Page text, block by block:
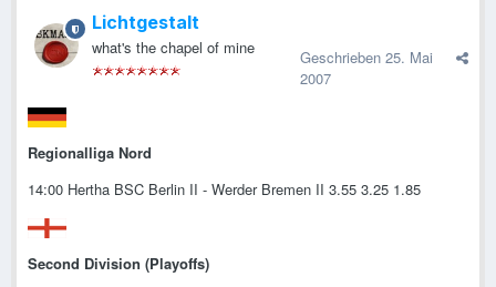
Lichtgestalt
what's the chapel of mine Geschrieben 25. Mai
2007
Regionalliga Nord
14:00 Hertha BSC Berlin II - Werder Bremen II 3.55 3.25 1.85
Second Division (Playoffs)